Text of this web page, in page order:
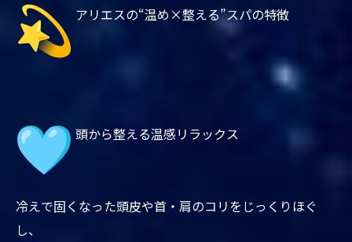
アリエスの“温め×整える”スパの特徴
頭から整える温感リラックス
冷えで固くなった頭皮や首・肩のコリをじっくりほぐ
し、